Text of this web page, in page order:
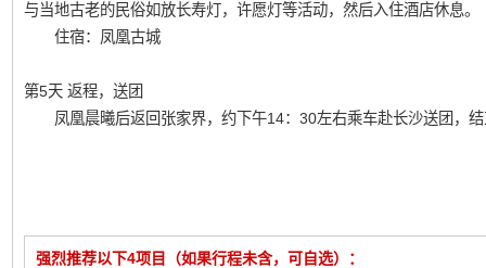
与当地古老的民俗如放长寿灯，许愿灯等活动，然后入住酒店休息。
住宿：凤凰古城
第5天 返程，送团
凤凰晨曦后返回张家界，约下午14：30左右乘车赴长沙送团，结
强烈推荐以下4项目（如果行程未含，可自选）：